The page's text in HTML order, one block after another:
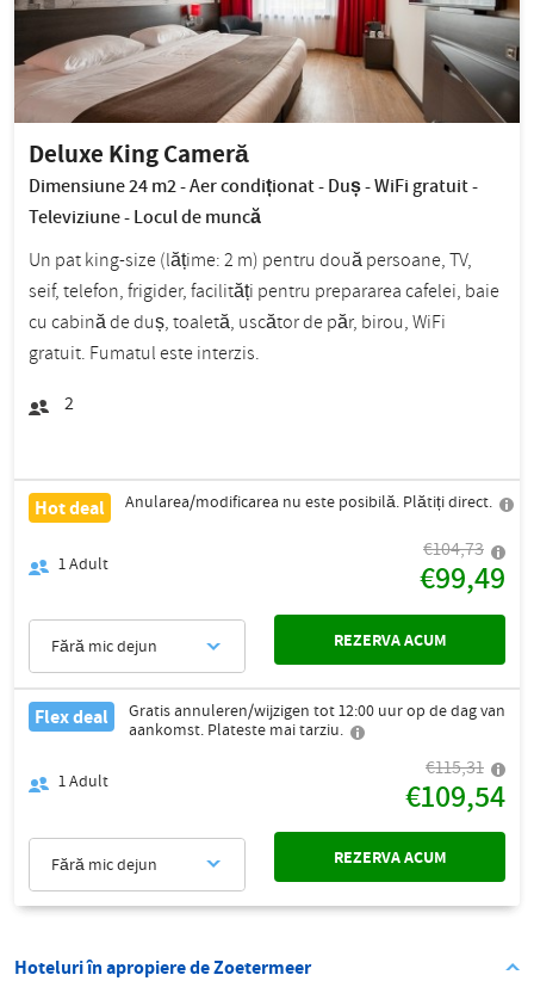
Deluxe King Cameră
Dimensiune 24 m2 - Aer condiționat - Duș - WiFi gratuit -
Televiziune - Locul de muncă
Un pat king-size (lățime: 2 m) pentru două persoane, TV,
seif, telefon, frigider, facilități pentru prepararea cafelei, baie
cu cabină de duș, toaletă, uscător de păr, birou, WiFi
gratuit. Fumatul este interzis.
2
Hot deal Anularea/modificarea nu este posibilă. Plătiți direct.
1Adult
€104,73
€99,49
Fără mic dejun REZERVA ACUM
Flex deal
Gratis annuleren/wijzigen tot 12:00 uur op de dag van
aankomst. Plateste mai tarziu.
1Adult
€115,31
€109,54
Fără mic dejun REZERVA ACUM
Hoteluri în apropiere de Zoetermeer